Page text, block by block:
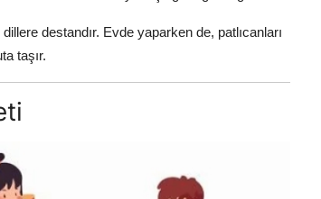
destandır. Evde yaparken de, patlıcanları
taşır.